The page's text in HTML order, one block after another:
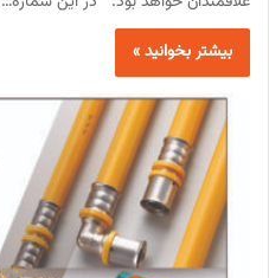
بیشتر بخوانید »